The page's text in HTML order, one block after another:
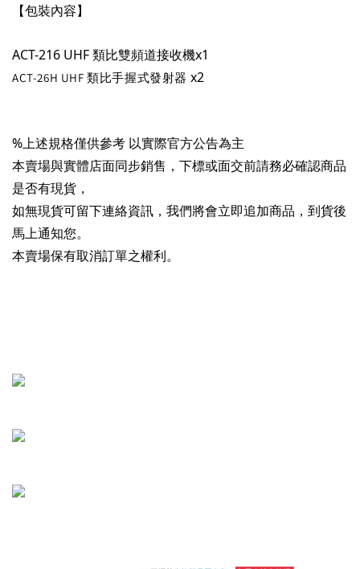
【包裝內容】
ACT-216 UHF 類比雙頻道接收機x1
ACT-26H UHF 類比手握式發射器 x2
%上述規格僅供參考 以實際官方公告為主
本賣場與實體店面同步銷售，下標或面交前請務必確認商品
是否有現貨，
如無現貨可留下連絡資訊，我們將會立即追加商品，到貨後
馬上通知您。
本賣場保有取消訂單之權利。